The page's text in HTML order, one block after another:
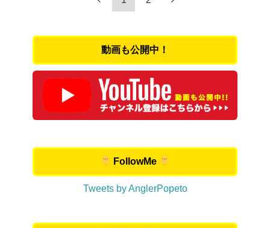
動画も公開中！
FollowMe
Tweets by AnglerPopeto